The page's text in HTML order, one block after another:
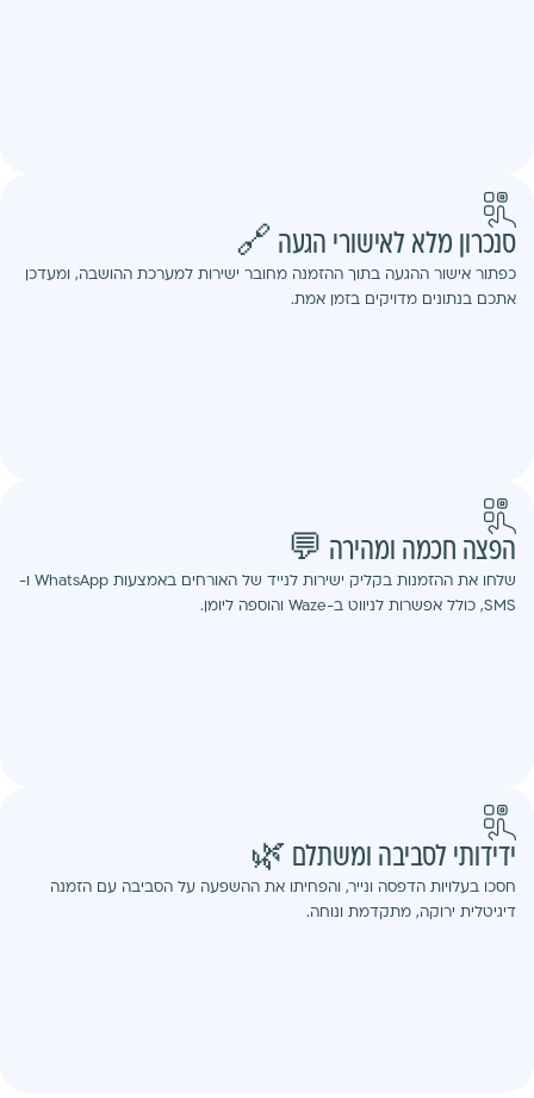
סנכרון מלא לאישורי הגעה 🔗
כפתור אישור ההגעה בתוך ההזמנה מחובר ישירות למערכת ההושבה, ומעדכן
אתכם בנתונים מדויקים בזמן אמת.
הפצה חכמה ומהירה 💬
שלחו את ההזמנות בקליק ישירות לנייד של האורחים באמצעות WhatsApp ו-
SMS, כולל אפשרות לניווט ב-Waze והוספה ליומן.
ידידותי לסביבה ומשתלם 🌿
חסכו בעלויות הדפסה ונייר, והפחיתו את ההשפעה על הסביבה עם הזמנה
דיגיטלית ירוקה, מתקדמת ונוחה.